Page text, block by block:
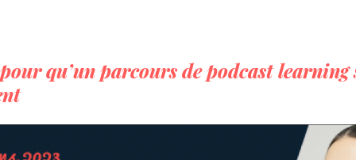
qu’unparcours de podcastlearning